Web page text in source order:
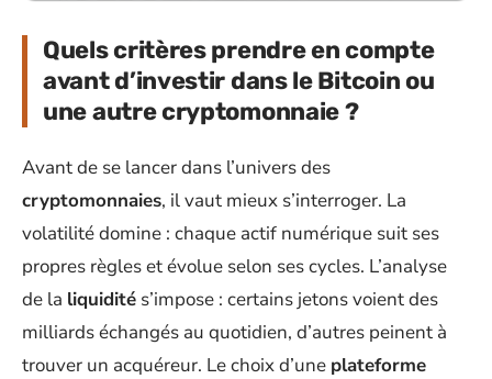
Quels critères prendre en compte
avant d’investir dans le Bitcoin ou
une autre cryptomonnaie ?
Avant de se lancer dans l’univers des
cryptomonnaies, il vaut mieux s’interroger. La
volatilité domine : chaque actif numérique suit ses
propres règles et évolue selon ses cycles. L’analyse
de la liquidité s’impose : certains jetons voient des
milliards échangés au quotidien, d’autres peinent à
trouver un acquéreur. Le choix d’une plateforme